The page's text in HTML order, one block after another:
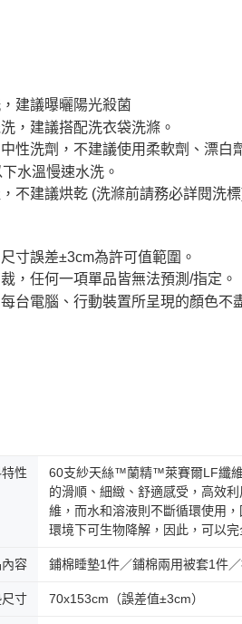
建議曝曬陽光殺菌
，建議搭配洗衣袋洗滌。
性洗劑，不建議使用柔軟劑、漂白
水溫慢速水洗。
不建議烘乾 (洗滌前請務必詳閱洗
寸誤差±3cm為許可值範圍。
，任何一項單品皆無法預測/指定。
台電腦、行動裝置所呈現的顏色
性
60支紗天絲™蘭精™萊賽爾LF纖維
的滑順、細緻、舒適感受，高效
維，而水和溶液則不斷循環使用
環境下可生物降解，因此，可以完
容 鋪棉睡墊1件／鋪棉兩用被套1件
寸 70x153cm（誤差值±3cm）